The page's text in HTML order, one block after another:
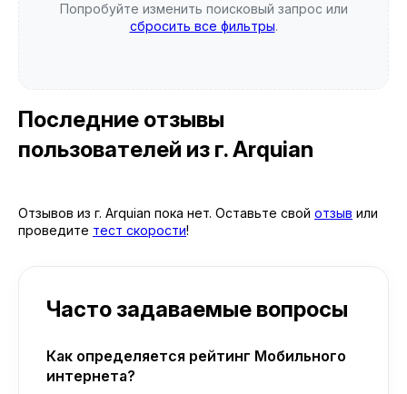
Попробуйте изменить поисковый запрос или
сбросить все фильтры.
Последние отзывы
пользователей из г. Arquian
Отзывов из г. Arquian пока нет. Оставьте свой отзыв или
проведите тест скорости!
Часто задаваемые вопросы
Как определяется рейтинг Мобильного
интернета?